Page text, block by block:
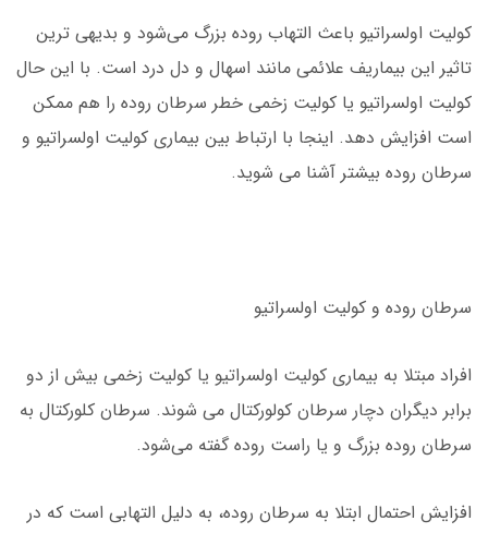
کولیت اولسراتیو باعث التهاب روده بزرگ می‌شود و بدیهی ترین
تاثیر این بیماریف علائمی مانند اسهال و دل درد است. با این حال
کولیت اولسراتیو یا کولیت زخمی خطر سرطان روده را هم ممکن
است افزایش دهد. اینجا با ارتباط بین بیماری کولیت اولسراتیو و
سرطان روده بیشتر آشنا می شوید.
سرطان روده و کولیت اولسراتیو
افراد مبتلا به بیماری کولیت اولسراتیو یا کولیت زخمی بیش از دو
برابر دیگران دچار سرطان کولورکتال می شوند. سرطان کلورکتال به
سرطان روده بزرگ و یا راست روده گفته می‌شود.
افزایش احتمال ابتلا به سرطان روده، به دلیل التهابی است که در